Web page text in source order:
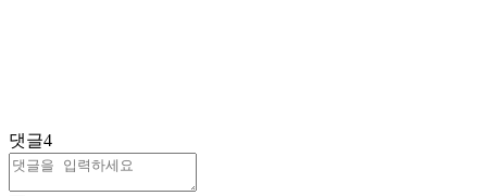
댓글4